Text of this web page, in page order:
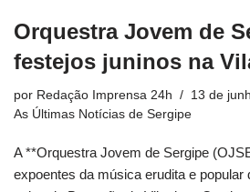
Orquestra Jovem de
festejos juninos na
por Redação Imprensa 24h
13 de
As Últimas Notícias de Sergipe
A **Orquestra Jovem de Sergipe
expoentes da música erudita e popular